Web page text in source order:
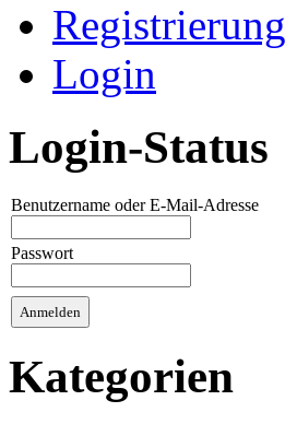
Registrierung
Login
Login-Status
Benutzername oder E-Mail-Adresse
Passwort
Kategorien